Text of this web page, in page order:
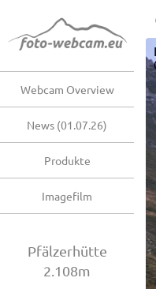
Webcam Overview
News (01.07.26)
Produkte
Imagefilm
Pfälzerhütte
2.108m